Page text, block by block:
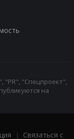
"PR", "Спецпроект",
на
| Связаться с